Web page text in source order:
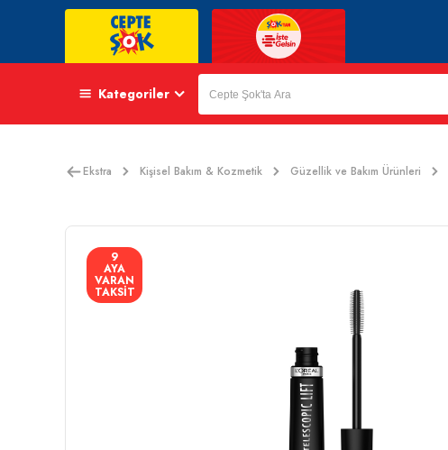
Kategoriler
Ekstra Kişisel Bakım & Kozmetik Güzellik ve Bakım Ürünleri
9
AYA
VARAN
TAKSİT